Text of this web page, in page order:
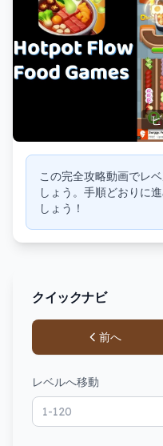
この完全攻略動画でレ
しょう。手順どおりに
しょう！
クイックナビ
前へ
レベルへ移動